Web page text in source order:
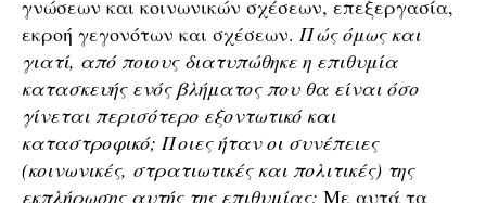
γνώσεων και κοινωνικών σχέσεων, επεξεργασία,
εκροή γεγονότων και σχέσεων. Πώς όμως και
γιατί, από ποιους διατυπώθηκε η επιθυμία
κατασκευής ενός βλήματος που θα είναι όσο
γίνεται περισότερο εξοντωτικό και
καταστροφικό; Ποιες ήταν οι συνέπειες
(κοινωνικές, στρατιωτικές και πολιτικές) της
εκπλήρωσης αυτής της επιθυμίας; Με αυτά τα